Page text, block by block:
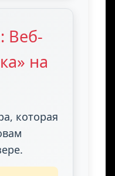
Веб-
на
которая